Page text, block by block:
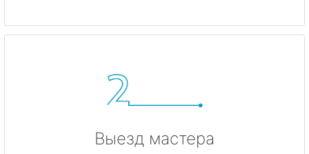
Выезд мастера